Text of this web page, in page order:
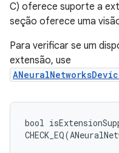
C) oferece suporte a
seção oferece uma
Para verificar se um
extensão, use
bool